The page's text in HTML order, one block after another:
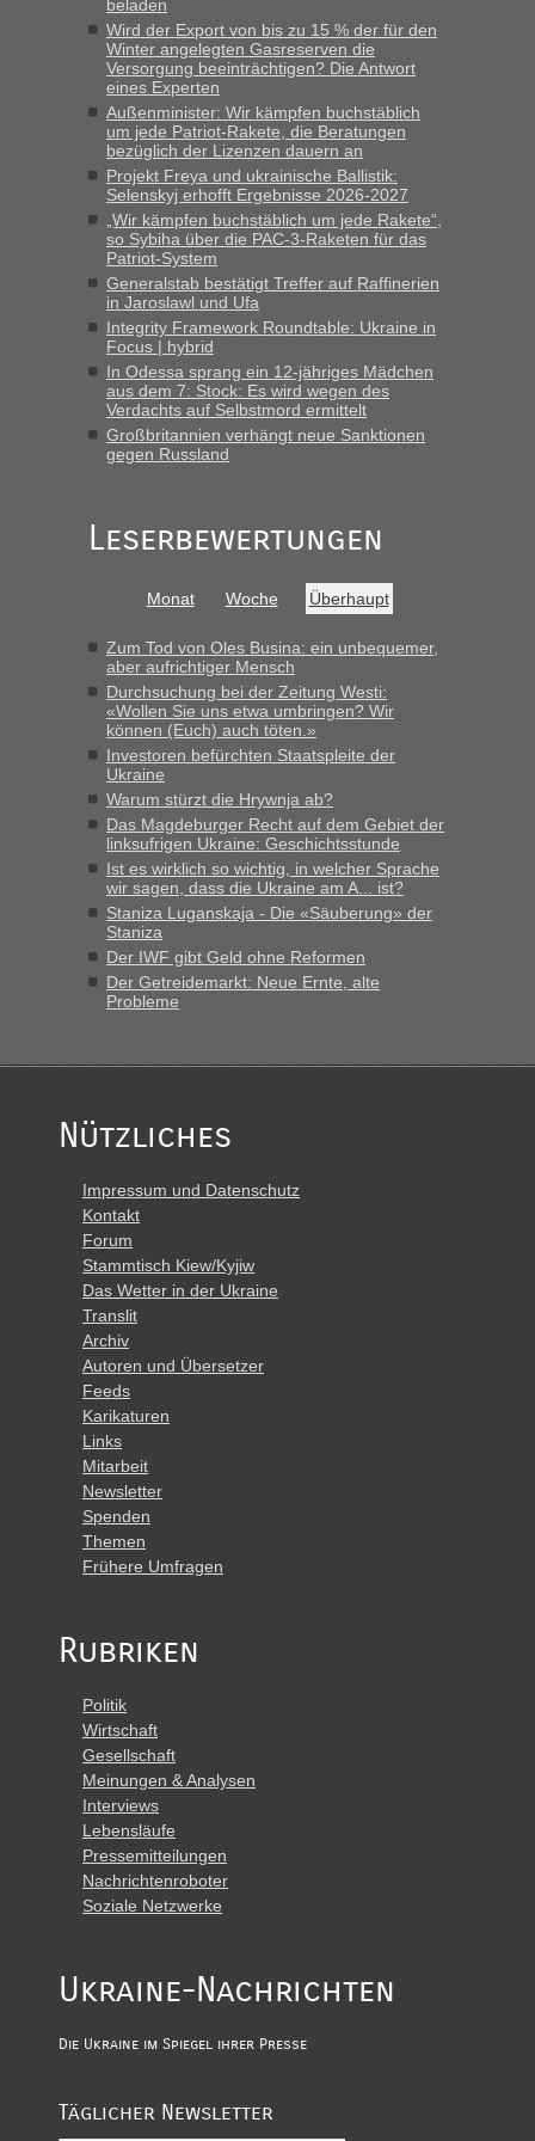
Straßen Kleidung bei der Einreise in die Ukraine
mitnehmen. Es ist gebrauchte Kleidung...“
Berichte und Reisetipps • Re: An welchem
Grenzübergang zwischen Polen und der Ukraine geht es am
schnellsten?
„Wir sind mit unserem Wohnmobil, wie geplant am Montag
15.6. in Krakovets rüber. Sehr zeitig los gegen 5 Uhr in der
Früh. Mit sehr sehr wenig Verkehr, super bis zur Grenze. Nur
8 PKW vor der Schranke....“
Berichte und Reisetipps • Re: An welchem
Grenzübergang zwischen Polen und der Ukraine geht es am
schnellsten?
„Gestern 6 Stunden warten vor der Grenze Richtung Polen
in Krakowez mit dem Kleinbus. Abfertigung ging dann
schnell da auch Passagiere mit EU-Pass dabei waren“
Bernd D-UAinBerichte und Reisetipps • Re: An welchem
Grenzübergang zwischen Polen und der Ukraine geht es am
„Bin am Montag 15.6.26 um 8 Uhr in Urgyniw ausgereist,
das erste Mal an einem Montagmorgen ca. 15 Fahrzeuge
Minuten wurde dann die nächste Welle...“
Berichte und Reisetipps • Re: An welchem
Grenzübergang zwischen Polen und der Ukraine geht es am
schnellsten?
„Derzeit, ist es überall sehr voll an den Grenzen Ukraine/
Polen. Zb. Krakovets 100 PKW ca. 10 h Wartezeit. Wollen
Montag rüber, versuchen es sehr früh.“
beladen
Wird der Export von bis zu 15 % der für den
Winter angelegten Gasreserven die
Versorgung beeinträchtigen? Die Antwort
eines Experten
Außenminister: Wir kämpfen buchstäblich
um jede Patriot-Rakete, die Beratungen
bezüglich der Lizenzen dauern an
Projekt Freya und ukrainische Ballistik:
Selenskyj erhofft Ergebnisse 2026-2027
„Wir kämpfen buchstäblich um jede Rakete“,
so Sybiha über die PAC-3-Raketen für das
Patriot-System
Generalstab bestätigt Treffer auf Raffinerien
in Jaroslawl und Ufa
Integrity Framework Roundtable: Ukraine in
Focus | hybrid
In Odessa sprang ein 12-jähriges Mädchen
aus dem 7: Stock: Es wird wegen des
Verdachts auf Selbstmord ermittelt
Großbritannien verhängt neue Sanktionen
gegen Russland
Leserbewertungen
Monat Woche Überhaupt
Zum Tod von Oles Busina: ein unbequemer,
aber aufrichtiger Mensch
Durchsuchung bei der Zeitung Westi:
«Wollen Sie uns etwa umbringen? Wir
können (Euch) auch töten.»
Investoren befürchten Staatspleite der
Ukraine
Warum stürzt die Hrywnja ab?
Das Magdeburger Recht auf dem Gebiet der
linksufrigen Ukraine: Geschichtsstunde
Ist es wirklich so wichtig, in welcher Sprache
wir sagen, dass die Ukraine am A... ist?
Staniza Luganskaja - Die «Säuberung» der
Staniza
Der IWF gibt Geld ohne Reformen
Der Getreidemarkt: Neue Ernte, alte
Probleme
Nützliches
Impressum und Datenschutz
Kontakt
Forum
Stammtisch Kiew/Kyjiw
Das Wetter in der Ukraine
Translit
Archiv
Autoren und Übersetzer
Feeds
Karikaturen
Links
Mitarbeit
Newsletter
Spenden
Themen
Frühere Umfragen
Rubriken
Politik
Wirtschaft
Gesellschaft
Meinungen & Analysen
Interviews
Lebensläufe
Pressemitteilungen
Nachrichtenroboter
Soziale Netzwerke
Ukraine-Nachrichten
Die Ukraine im Spiegel ihrer Presse
Täglicher Newsletter